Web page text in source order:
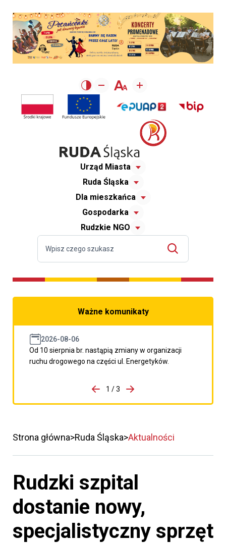
Urząd Miasta
Ruda Śląska
Dla mieszkańca
Gospodarka
Rudzkie NGO
Ważne komunikaty
2026-08-06
Od 10 sierpnia br. nastąpią zmiany w organizacji
ruchu drogowego na części ul. Energetyków.
porzpedniego komunikatu
1 / 3
Przejdź do następnego
Strona główna Ruda Śląska Aktualności
Rudzki szpital
dostanie nowy,
specjalistyczny sprzęt